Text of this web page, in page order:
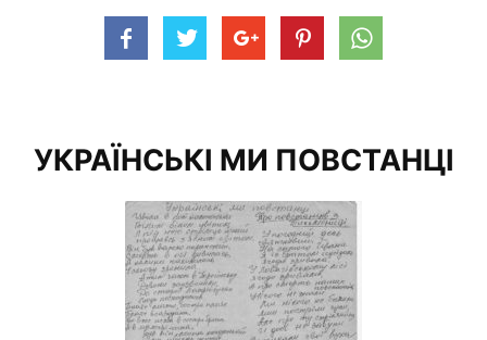
УКРАЇНСЬКІ МИ ПОВСТАНЦI